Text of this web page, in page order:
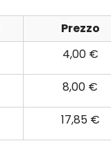
Prezzo
4,00 €
8,00 €
17,85 €